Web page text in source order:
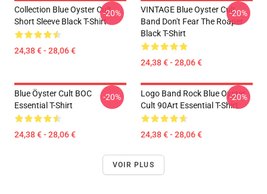
Collection Blue Oyster Cult
Short Sleeve Black T-Shirt
24,38 € - 28,06 €
-20%
VINTAGE Blue Oyster Cult
Band Don't Fear The Roaper
Black T-Shirt
24,38 € - 28,06 €
-20%
Blue Öyster Cult BOC
Essential T-Shirt
24,38 € - 28,06 €
-20%
Logo Band Rock Blue Oyster
Cult 90Art Essential T-Shirt
24,38 € - 28,06 €
-20%
VOIR PLUS